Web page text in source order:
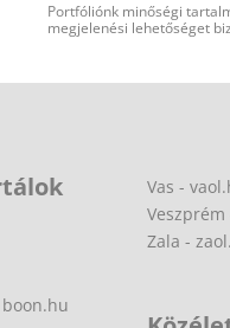
Portfóliónk minőségi
megjelenési lehetőséget
Vas -
Zala -